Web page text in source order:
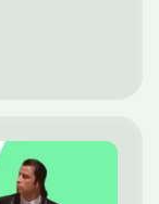
para